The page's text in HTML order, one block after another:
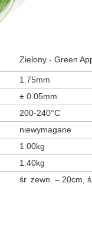
Zielony - Green
1.75mm
± 0.05mm
200-240°C
niewymagane
1.00kg
1.40kg
śr. zewn. – 20cm,